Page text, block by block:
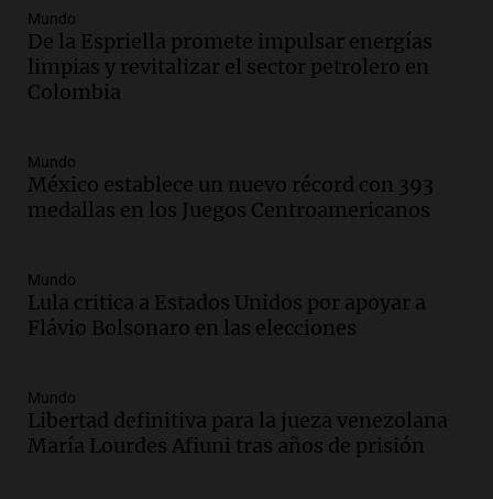
Audio.
Congreso y evacuación por derrame de
oxígeno en Montecastro
Panorama Federal
y llega avión para escuelas de la décima
brigada aérea
Panorama Federal
Audio.
como enfermedad laboral tras la muerte
de un docente
Audio. Aumento de tarifas de luz en San
Luis a partir de agosto por nueva
Mundo
De la Espriella promete impulsar energías
limpias y revitalizar el sector petrolero en
Colombia
Mundo
México establece un nuevo récord con 393
medallas en los Juegos Centroamericanos
Mundo
Lula critica a Estados Unidos por apoyar a
Flávio Bolsonaro en las elecciones
Mundo
Libertad definitiva para la jueza venezolana
María Lourdes Afiuni tras años de prisión